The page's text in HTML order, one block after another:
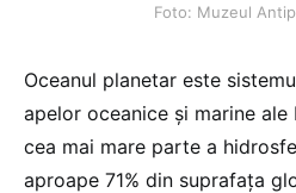
Foto: Muzeul
Oceanul planetar este
apelor oceanice și marine
cea mai mare parte a
aproape 71% din suprafața